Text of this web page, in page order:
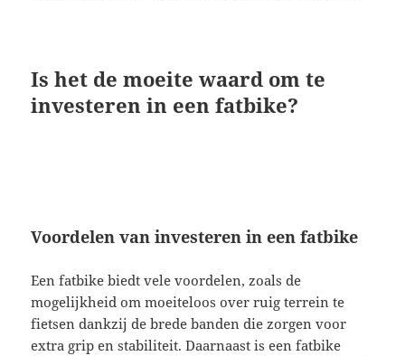
Is het de moeite waard om te
investeren in een fatbike?
Voordelen van investeren in een fatbike
Een fatbike biedt vele voordelen, zoals de
mogelijkheid om moeiteloos over ruig terrein te
fietsen dankzij de brede banden die zorgen voor
extra grip en stabiliteit. Daarnaast is een fatbike